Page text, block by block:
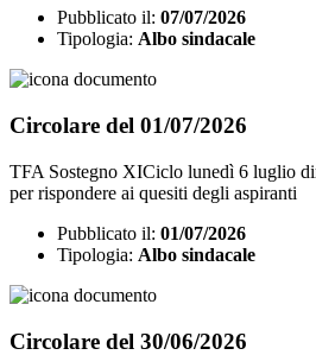
Pubblicato il: 07/07/2026
Tipologia: Albo sindacale
Circolare del 01/07/2026
TFA Sostegno XICiclo lunedì 6 luglio
per rispondere ai quesiti degli aspiranti
Pubblicato il: 01/07/2026
Tipologia: Albo sindacale
Circolare del 30/06/2026